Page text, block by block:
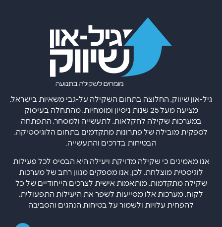
גיל-און שיווק, החלוצה בתחום השקילה על-גבי משאיות בישראל,
מציעה מעל 25 שנות ניסיון ומומחיות. מהתחלה בעיסוק
במערכות שקילה לחקלאות, לתעשייה ולמסחר, התפתחה
לספקית מובילה של פתרונות מתקדמים בתחום הלוגיסטיקה,
הבטיחות בדרכים והתעשייה.
אנו מאמינים כי שקילה מדויקת ויעילה היא הבסיס לכל פעילות
לוגיסטית מוצלחת. לכן, אנו מספקים מגוון רחב של מערכות
שקילה מתקדמות, מותאמות אישית לצרכים הייחודיים של כל
לקוח. מערכות אלו מסייעות לשפר את היעילות התפעולית,
להפחית עלויות ולשמור על בטיחות הנהגים והסביבה